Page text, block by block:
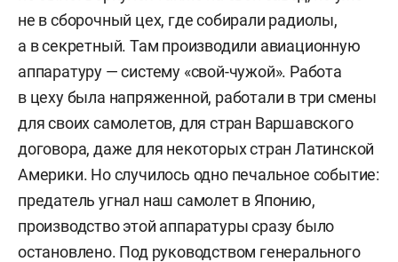
не в сборочный цех, где собирали радиолы,
а в секретный. Там производили авиационную
аппаратуру — систему «свой-чужой». Работа
в цеху была напряженной, работали в три смены
для своих самолетов, для стран Варшавского
договора, даже для некоторых стран Латинской
Америки. Но случилось одно печальное событие:
предатель угнал наш самолет в Японию,
производство этой аппаратуры сразу было
остановлено. Под руководством генерального